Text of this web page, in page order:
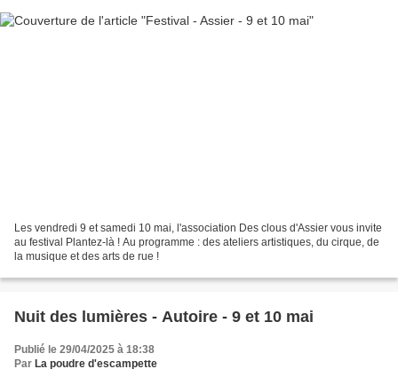
Les vendredi 9 et samedi 10 mai, l'association Des clous d'Assier vous invite
au festival Plantez-là ! Au programme : des ateliers artistiques, du cirque, de
la musique et des arts de rue !
Nuit des lumières - Autoire - 9 et 10 mai
Publié le 29/04/2025 à 18:38
Par La poudre d'escampette